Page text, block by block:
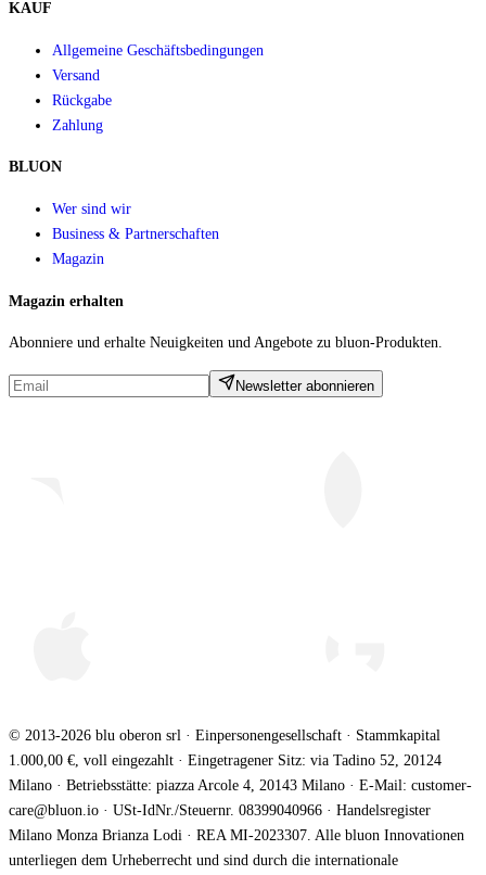
KAUF
Allgemeine Geschäftsbedingungen
Versand
Rückgabe
Zahlung
BLUON
Wer sind wir
Business & Partnerschaften
Magazin
Magazin erhalten
Abonniere und erhalte Neuigkeiten und Angebote zu bluon-Produkten.
Newsletter abonnieren
© 2013-2026 blu oberon srl · Einpersonengesellschaft · Stammkapital
1.000,00 €, voll eingezahlt · Eingetragener Sitz: via Tadino 52, 20124
Milano · Betriebsstätte: piazza Arcole 4, 20143 Milano · E-Mail: customer-
care@bluon.io · USt-IdNr./Steuernr. 08399040966 · Handelsregister
Milano Monza Brianza Lodi · REA MI-2023307. Alle bluon Innovationen
unterliegen dem Urheberrecht und sind durch die internationale